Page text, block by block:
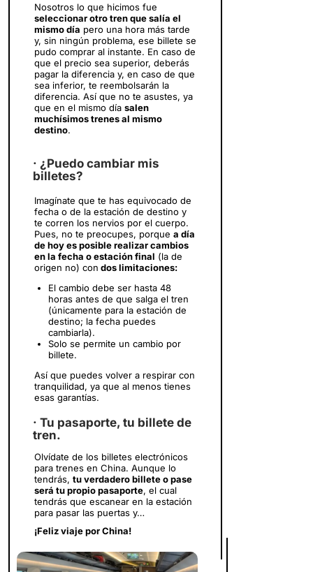
Nosotros lo que hicimos fue
seleccionar otro tren que salía el
mismo día pero una hora más tarde
y, sin ningún problema, ese billete se
pudo comprar al instante. En caso de
que el precio sea superior, deberás
pagar la diferencia y, en caso de que
sea inferior, te reembolsarán la
diferencia. Así que no te asustes, ya
que en el mismo día salen
muchísimos trenes al mismo
destino.
· ¿Puedo cambiar mis
billetes?
Imagínate que te has equivocado de
fecha o de la estación de destino y
te corren los nervios por el cuerpo.
Pues, no te preocupes, porque a día
de hoy es posible realizar cambios
en la fecha o estación final (la de
origen no) con dos limitaciones:
El cambio debe ser hasta 48
horas antes de que salga el tren
(únicamente para la estación de
destino; la fecha puedes
cambiarla).
Solo se permite un cambio por
billete.
Así que puedes volver a respirar con
tranquilidad, ya que al menos tienes
esas garantías.
· Tu pasaporte, tu billete de
tren.
Olvídate de los billetes electrónicos
para trenes en China. Aunque lo
tendrás, tu verdadero billete o pase
será tu propio pasaporte, el cual
tendrás que escanear en la estación
para pasar las puertas y…
¡Feliz viaje por China!